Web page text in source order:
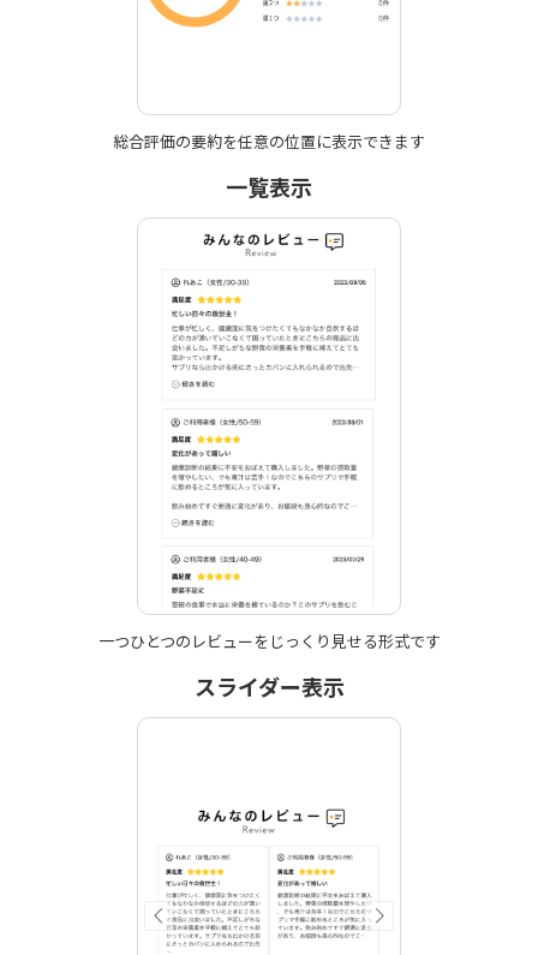
総合評価の要約を任意の位置に表示できます
一覧表示
一つひとつのレビューを じっくり見せる形式です
スライダー表示